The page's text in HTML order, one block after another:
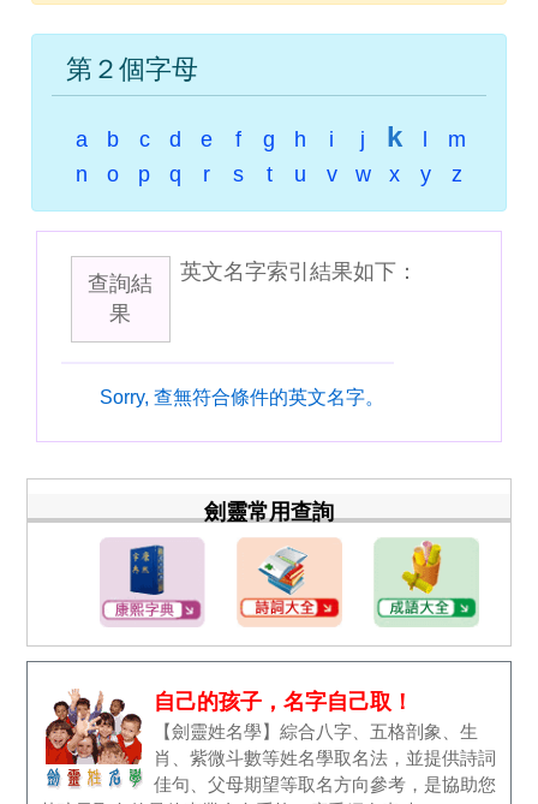
第２個字母
a b c d e f g h i j k
m
n
o p q r s t u v w x y z
查詢結
果
英文名字索引結果如下：
Sorry, 查無符合條件的英文名字。
劍靈常用查詢
自己的孩子，名字自己取！
【劍靈姓名學】綜合八字、五格剖象、生
肖、紫微斗數等姓名學取名法，並提供詩詞
佳句、父母期望等取名方向參考，是協助您